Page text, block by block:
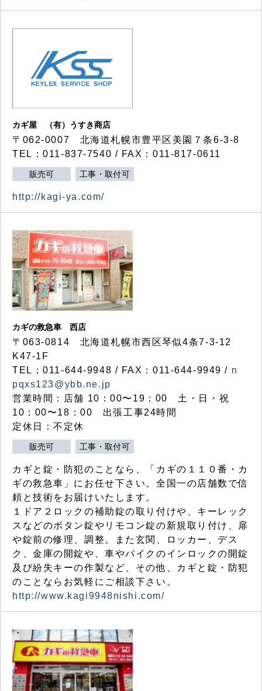
カギ屋 （有）うすき商店
〒062-0007 北海道札幌市豊平区美園７条6-3-8
TEL：011-837-7540 / FAX：011-817-0611
販売可 工事・取付可
http://kagi-ya.com/
カギの救急車 西店
〒063-0814 北海道札幌市西区琴似4条7-3-12
K47-1F
TEL：011-644-9948 / FAX：011-644-9949 / n
pqxs123@ybb.ne.jp
営業時間：店舗 10：00〜19：00 土・日・祝
10：00〜18：00 出張工事24時間
定休日：不定休
販売可 工事・取付可
カギと錠・防犯のことなら、「カギの１１０番・カ
ギの救急車」にお任せ下さい。全国一の店舗数で信
頼と技術をお届けいたします。
１ドア２ロックの補助錠の取り付けや、キーレック
スなどのボタン錠やリモコン錠の新規取り付け、扉
や錠前の修理、調整。また玄関、ロッカー、デス
ク、金庫の開錠や、車やバイクのインロックの開錠
及び紛失キーの作製など、その他、カギと錠・防犯
のことならお気軽にご相談下さい。
http://www.kagi9948nishi.com/